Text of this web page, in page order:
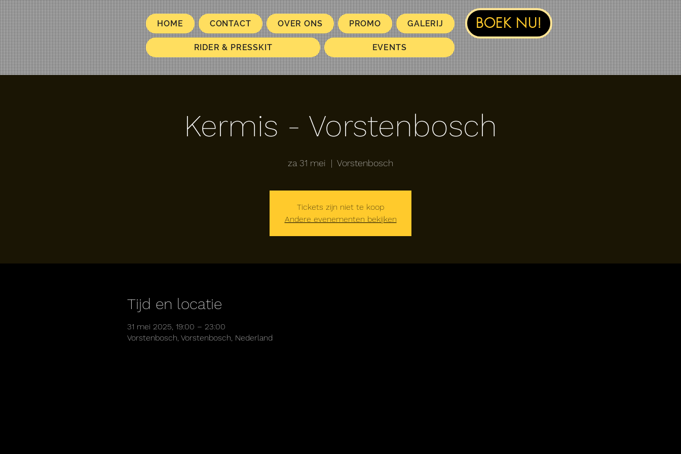
HOME CONTACT OVER ONS PROMO GALERIJ
RIDER & PRESSKIT EVENTS
BOEK NU!
Kermis - Vorstenbosch
za 31 mei
  |
Vorstenbosch
Tickets zijn niet te koop
Andere evenementen bekijken
Tijd en locatie
31 mei 2025, 19:00 – 23:00
Vorstenbosch, Vorstenbosch, Nederland